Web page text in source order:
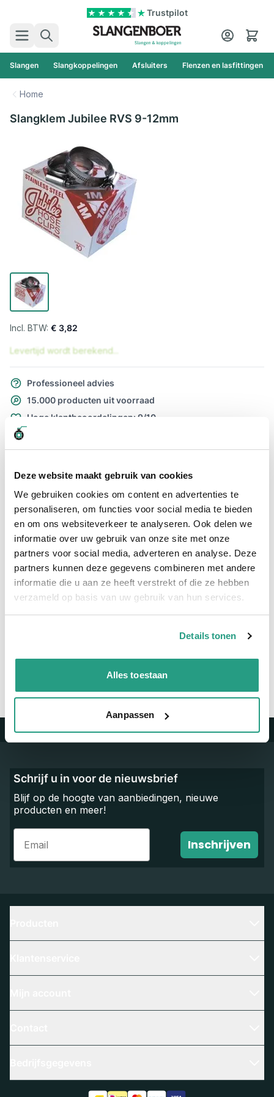
Deze website maakt gebruik van cookies
We gebruiken cookies om content en advertenties te
personaliseren, om functies voor social media te bieden
en om ons websiteverkeer te analyseren. Ook delen we
informatie over uw gebruik van onze site met onze
partners voor social media, adverteren en analyse. Deze
partners kunnen deze gegevens combineren met andere
informatie die u aan ze heeft verstrekt of die ze hebben
verzameld op basis van uw gebruik van hun services.
Details tonen
Alles toestaan
Aanpassen
Trustpilot
Zoek
Cart
Slangen Slangkoppelingen Afsluiters Flenzen en lasfittingen
Home
Slangklem Jubilee RVS 9-12mm
€ 3,82
Levertijd wordt berekend...
Professioneel advies
15.000 producten uit voorraad
Hoge klantbeoordelingen: 9/10
Meer informatie
Maatvoering koppeling 9 - 12mm
Materiaal RVS
We zijn beschikbaar van ma t/m vr van 08:00 tot 17:00 uur.
Trustpilot
Schrijf u in voor de nieuwsbrief
Blijf op de hoogte van aanbiedingen, nieuwe
producten en meer!
Email
Inschrijven